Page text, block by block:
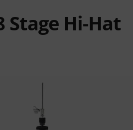
Stage Hi-Hat
clients